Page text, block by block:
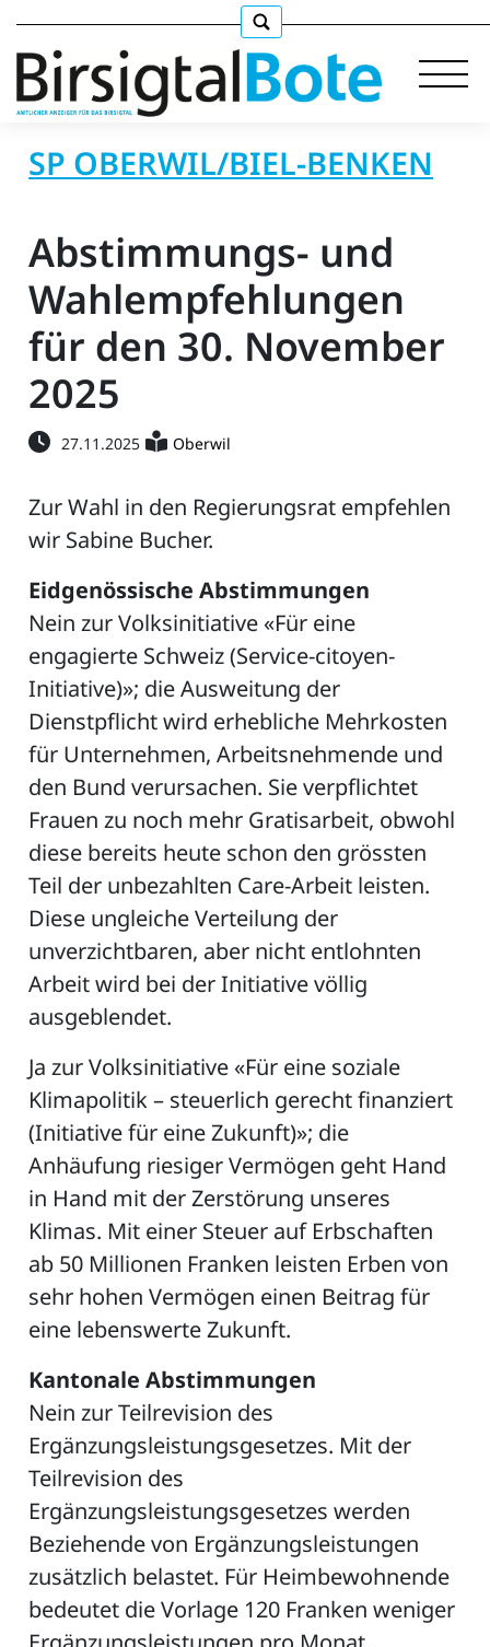
E-
Paper
SP OBERWIL/BIEL-BENKEN
Abstimmungs- und
Wahlempfehlungen
für den 30. November
2025
27.11.2025 Oberwil
Zur Wahl in den Regierungsrat empfehlen
wir Sabine Bucher.
Eidgenössische Abstimmungen
Nein zur Volksinitiative «Für eine
engagierte Schweiz (Service-citoyen-
Initiative)»; die Ausweitung der
Dienstpflicht wird erhebliche Mehrkosten
für Unternehmen, Arbeitsnehmende und
den Bund verursachen. Sie verpflichtet
Frauen zu noch mehr Gratisarbeit, obwohl
diese bereits heute schon den grössten
Teil der unbezahlten Care-Arbeit leisten.
Diese ungleiche Verteilung der
unverzichtbaren, aber nicht entlohnten
Arbeit wird bei der Initiative völlig
ausgeblendet.
Ja zur Volksinitiative «Für eine soziale
Klimapolitik – steuerlich gerecht finanziert
(Initiative für eine Zukunft)»; die
Anhäufung riesiger Vermögen geht Hand
in Hand mit der Zerstörung unseres
Klimas. Mit einer Steuer auf Erbschaften
ab 50 Millionen Franken leisten Erben von
sehr hohen Vermögen einen Beitrag für
eine lebenswerte Zukunft.
Kantonale Abstimmungen
Nein zur Teilrevision des
Ergänzungsleistungsgesetzes. Mit der
Teilrevision des
Ergänzungsleistungsgesetzes werden
Beziehende von Ergänzungsleistungen
zusätzlich belastet. Für Heimbewohnende
bedeutet die Vorlage 120 Franken weniger